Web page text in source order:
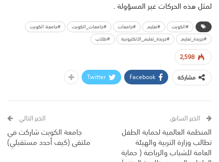
لمثل هذه الحركات غير المسؤولة .
#الكويت #تعليم #جامعات #جامعات_الكويت
#جامعة الكويت
#جريدة_تعليم
#جريدة_تعليم_الالكترونية #طلاب
2,598
مشاركة
Facebook
Twitter
الخبر السابق
المنظمة العالمية لحماية الطفل
تطالب وزارة التربية والهيئة
العامة للشباب والرياضة ( حماية
الخبر التالي
جامعة الكويت شاركت في
ملتقى (كيف أحدد مستقبلي)